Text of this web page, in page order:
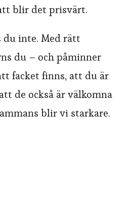
blir det prisvärt.
du inte. Med rätt
du – och påminner
facket finns, att du är
de också är välkomna
blir vi starkare.